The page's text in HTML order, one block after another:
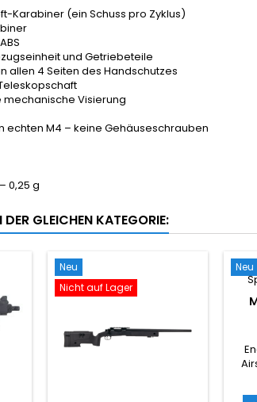
Karabiner (ein Schuss pro Zyklus)
und Getriebeteile
allen 4 Seiten des Handschutzes
mechanische Visierung
echten M4 – keine Gehäuseschrauben
0,25 g
DER GLEICHEN KATEGORIE:
Neu
Nicht auf Lager
Neu